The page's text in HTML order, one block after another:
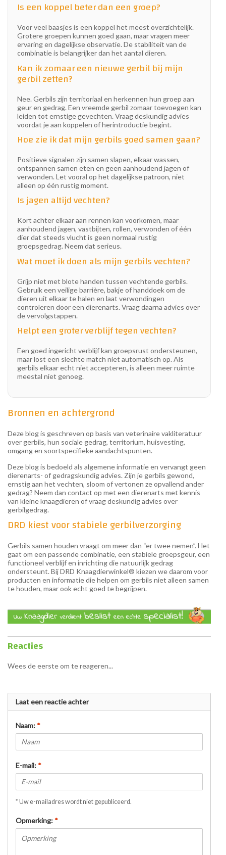
Is een koppel beter dan een groep?
Voor veel baasjes is een koppel het meest overzichtelijk.
Grotere groepen kunnen goed gaan, maar vragen meer
ervaring en dagelijkse observatie. De stabiliteit van de
combinatie is belangrijker dan het aantal dieren.
Kan ik zomaar een nieuwe gerbil bij mijn
gerbil zetten?
Nee. Gerbils zijn territoriaal en herkennen hun groep aan
geur en gedrag. Een vreemde gerbil zomaar toevoegen kan
leiden tot ernstige gevechten. Vraag deskundig advies
voordat je aan koppelen of herintroductie begint.
Hoe zie ik dat mijn gerbils goed samen gaan?
Positieve signalen zijn samen slapen, elkaar wassen,
ontspannen samen eten en geen aanhoudend jagen of
verwonden. Let vooral op het dagelijkse patroon, niet
alleen op één rustig moment.
Is jagen altijd vechten?
Kort achter elkaar aan rennen kan voorkomen, maar
aanhoudend jagen, vastbijten, rollen, verwonden of één
dier dat steeds vlucht is geen normaal rustig
groepsgedrag. Neem dat serieus.
Wat moet ik doen als mijn gerbils vechten?
Grijp niet met blote handen tussen vechtende gerbils.
Gebruik een veilige barrière, bakje of handdoek om de
dieren uit elkaar te halen en laat verwondingen
controleren door een dierenarts. Vraag daarna advies over
de vervolgstappen.
Helpt een groter verblijf tegen vechten?
Een goed ingericht verblijf kan groepsrust ondersteunen,
maar lost een slechte match niet automatisch op. Als
gerbils elkaar echt niet accepteren, is alleen meer ruimte
meestal niet genoeg.
Bronnen en achtergrond
Deze blog is geschreven op basis van veterinaire vakliteratuur
over gerbils, hun sociale gedrag, territorium, huisvesting,
omgang en soortspecifieke aandachtspunten.
Deze blog is bedoeld als algemene informatie en vervangt geen
dierenarts- of gedragskundig advies. Zijn je gerbils gewond,
ernstig aan het vechten, sloom of vertonen ze opvallend ander
gedrag? Neem dan contact op met een dierenarts met kennis
van kleine knaagdieren of vraag deskundig advies over
gerbilgedrag.
DRD kiest voor stabiele gerbilverzorging
Gerbils samen houden vraagt om meer dan “er twee nemen”. Het
gaat om een passende combinatie, een stabiele groepsgeur, een
functioneel verblijf en inrichting die natuurlijk gedrag
ondersteunt. Bij DRD Knaagdierwinkel® kiezen we daarom voor
producten en informatie die helpen om gerbils niet alleen samen
te houden, maar ook echt goed te begrijpen.
Reacties
Wees de eerste om te reageren...
Laat een reactie achter
Naam: *
E-mail: *
* Uw e-mailadres wordt niet gepubliceerd.
Opmerking: *